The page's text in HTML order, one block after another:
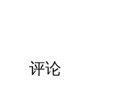
评论